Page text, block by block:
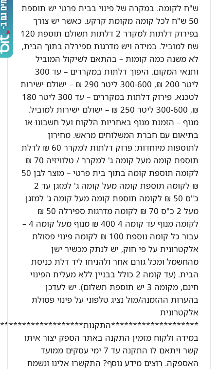
ש"ח לקומה. במקרה של פינוי בבית פרטי יש תוספת
50 ש"ח לכל קומה מקומת קרקע. כאשר יש צורך
בפירוק דלתות למקרר 2 דלתות תשולם תוספת 120
שח למוביל. במידה ויש מדרגות ספירלה בתוך הבית,
לא משנה כמה קומות – בהתאם לשיקול המוביל
ותנאי המקום. היפוך דלתות במקררים – עד 300
ליטר 200 ₪, 300-600 ליטר 290 ₪ – ישולם ישירות
לטכנא. פירוק דלתות במקררים – עד 300 ליטר 180
₪, 300-600 ליטר 250 ₪ – ישולם ישירות למוביל.
מנוף – הזמנת מנוף באחריות הלקוח ועל חשבונו או
בתיאום עם חברת המשלוחים מראש. מחירון
לתוספות מיוחדות: פרוק דלתות למקרר 60 ₪ לדלת
תוספת קומה מעל קומה ג' למקרר / טלוויזיה 70 ₪
לקומה תוספת קומה בתוך בית פרטי – מוצר לבן 50
₪ לקומה תוספת קומה מעל קומה ג' למזגן עד 2
כ"ס 50 ₪ לקומה תוספת קומה מעל קומה ג' למזגן
מעל 2 כ"ס 70 ₪ לקומה מדרגות ספירלה 50 ₪
לקומה מנוף עד קומה 4 400 ₪ מנוף מעל קומה 4 –
עבור כל קומה נוספת 100 ₪ לקומה פינוי פסולת
אלקטרונית על פי חוק, יש לנתק מכשיר ישן
מהחשמל ומכל גורם אחר ולהניחו ליד דלת כניסת
הבית. (עד קומה 2 כולל בבניין ללא מעלית הפינוי
חינם, מקומה 3 יש תוספת תשלום). יש לעדכן
בהערות ההזמנה/מול נציג טלפוני על פינוי פסולת
אלקטרונית
********************התקנות********************:
במידה ולקוח מזמין התקנה באתר הספק יצור איתו
קשר ויתאם לו התקנה עד 7 ימי עסקים ממועד
האספקה. רוצים מידע נוסף? התקשרו אלינו ונשמח